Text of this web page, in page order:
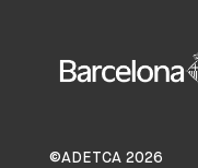
©ADETCA 2026